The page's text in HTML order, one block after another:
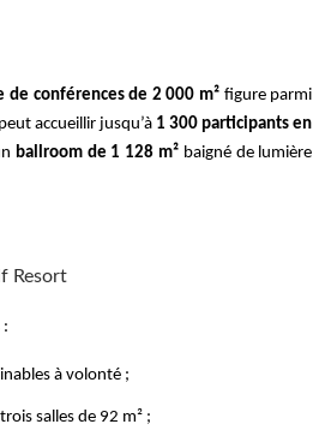
de conférences de 2 000 m² figure parmi
accueillir jusqu’à 1 300 participants en
ballroom de 1 128 m²baigné de lumière
Resort
:
à volonté ;
salles de 92 m² ;